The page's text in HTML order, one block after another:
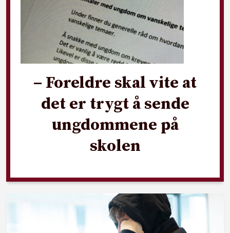
– Foreldre skal vite at
det er trygt å sende
ungdommene på
skolen